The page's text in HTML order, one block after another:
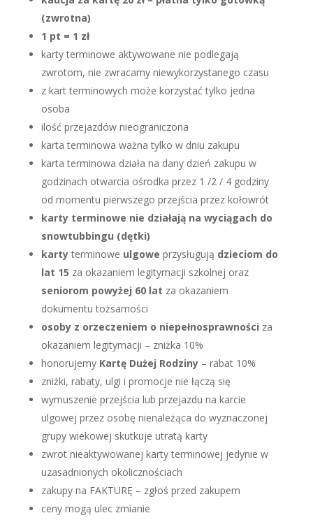
(zwrotna)
1 pt = 1 zł
karty terminowe aktywowane nie podlegają
zwrotom, nie zwracamy niewykorzystanego czasu
z kart terminowych może korzystać tylko jedna
osoba
ilość przejazdów nieograniczona
karta terminowa ważna tylko w dniu zakupu
karta terminowa działa na dany dzień zakupu w
godzinach otwarcia ośrodka przez 1 /2 / 4 godziny
od momentu pierwszego przejścia przez kołowrót
karty terminowe nie działają na wyciągach do
snowtubbingu (dętki)
karty terminowe ulgowe przysługują dzieciom do
lat 15 za okazaniem legitymacji szkolnej oraz
seniorom powyżej 60 lat za okazaniem
dokumentu tożsamości
osoby z orzeczeniem o niepełnosprawności za
okazaniem legitymacji – zniżka 10%
honorujemy Kartę Dużej Rodziny – rabat 10%
zniżki, rabaty, ulgi i promocje nie łączą się
wymuszenie przejścia lub przejazdu na karcie
ulgowej przez osobę nienależąca do wyznaczonej
grupy wiekowej skutkuje utratą karty
zwrot nieaktywowanej karty terminowej jedynie w
uzasadnionych okolicznościach
zakupy na FAKTURĘ – zgłoś przed zakupem
ceny mogą ulec zmianie